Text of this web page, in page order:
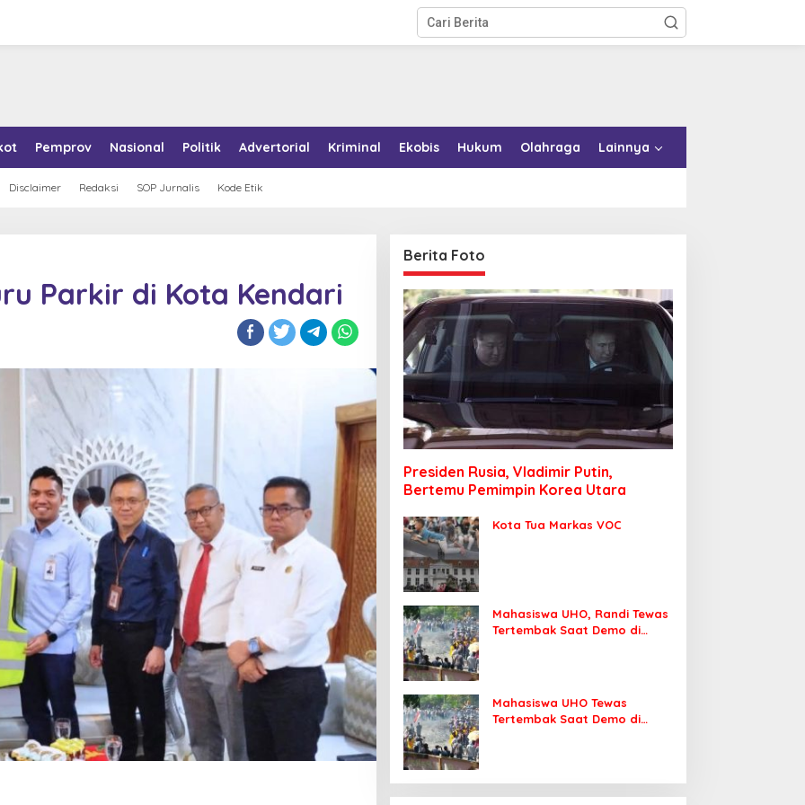
Pemprov Nasional Politik Advertorial Kriminal Ekobis Hukum Olahraga Lainnya
Disclaimer Redaksi SOP Jurnalis Kode Etik
Parkir di Kota Kendari
Berita Foto
Presiden Rusia, Vladimir Putin,
Bertemu Pemimpin Korea Utara
Kota Tua Markas VOC
Mahasiswa UHO, Randi Tewas
Tertembak Saat Demo di
Mahasiswa UHO Tewas
Tertembak Saat Demo di